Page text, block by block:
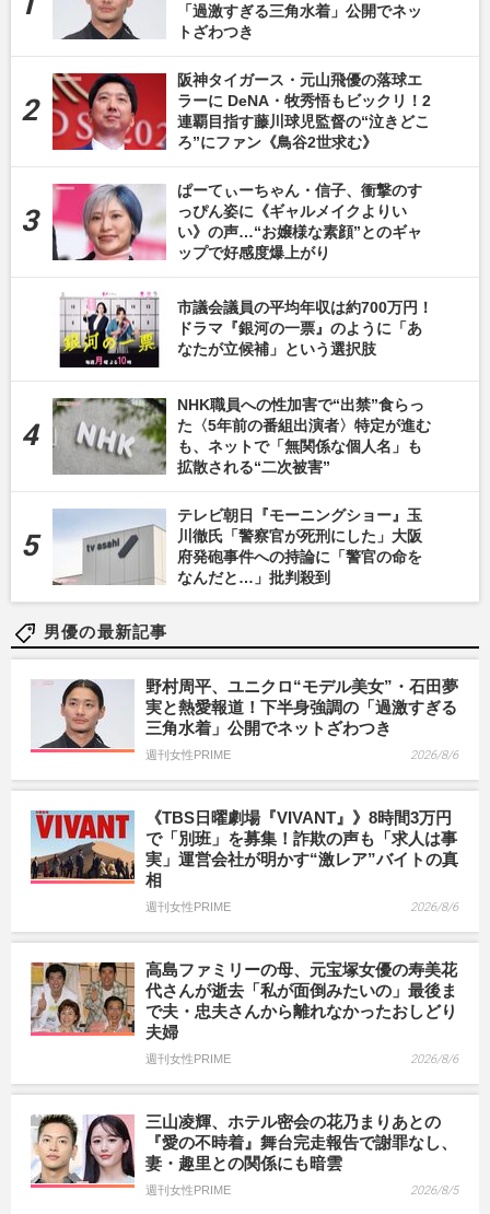
「過激すぎる三角水着」公開でネッ
トざわつき
阪神タイガース・元山飛優の落球エ
ラーに DeNA・牧秀悟もビックリ！2
連覇目指す藤川球児監督の“泣きどこ
ろ”にファン《鳥谷2世求む》
ぱーてぃーちゃん・信子、衝撃のす
っぴん姿に《ギャルメイクよりい
い》の声…“お嬢様な素顔”とのギャ
ップで好感度爆上がり
市議会議員の平均年収は約700万円！
ドラマ『銀河の一票』のように「あ
なたが立候補」という選択肢
NHK職員への性加害で“出禁”食らっ
た〈5年前の番組出演者〉特定が進む
も、ネットで「無関係な個人名」も
拡散される“二次被害”
テレビ朝日『モーニングショー』玉
川徹氏「警察官が死刑にした」大阪
府発砲事件への持論に「警官の命を
なんだと…」批判殺到
男優の最新記事
野村周平、ユニクロ“モデル美女”・石田夢
実と熱愛報道！下半身強調の「過激すぎる
三角水着」公開でネットざわつき
週刊女性PRIME 2026/8/6
《TBS日曜劇場『VIVANT』》8時間3万円
で「別班」を募集！詐欺の声も「求人は事
実」運営会社が明かす“激レア”バイトの真
相
週刊女性PRIME 2026/8/6
高島ファミリーの母、元宝塚女優の寿美花
代さんが逝去「私が面倒みたいの」最後ま
で夫・忠夫さんから離れなかったおしどり
夫婦
週刊女性PRIME 2026/8/6
三山凌輝、ホテル密会の花乃まりあとの
『愛の不時着』舞台完走報告で謝罪なし、
妻・趣里との関係にも暗雲
週刊女性PRIME 2026/8/5